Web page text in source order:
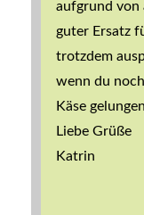
aufgrund von
guter Ersatz
trotzdem
wenn du
Käse
Liebe Grüße
Katrin